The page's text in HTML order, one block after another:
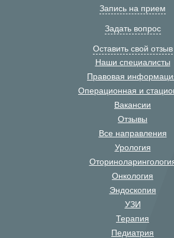
Запись на прием
Задать вопрос
Оставить свой отзыв
Наши специалисты
Правовая
Операционная и
Вакансии
Отзывы
Все направления
Урология
Онкология
Эндоскопия
УЗИ
Терапия
Педиатрия